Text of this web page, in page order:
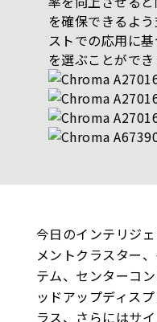
を確保できるよ
ストでの応用に
を選ぶことができ
今日のインテリジ
メントクラスター
テム、センターコ
ッドアップディス
ラス、さらにはサ